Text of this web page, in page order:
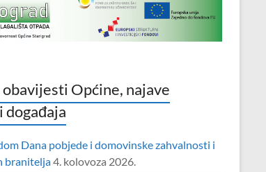
Općine, najave
Dana pobjede i domovinske zahvalnosti i
branitelja4. kolovoza 2026.